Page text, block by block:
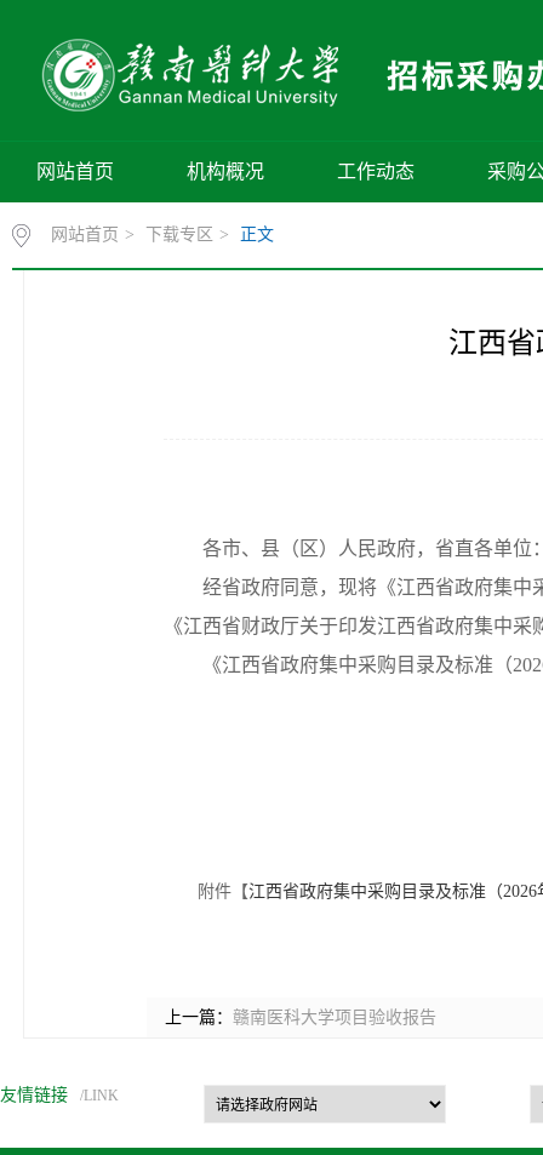
网站首页 机构概况 工作动态 采购
网站首页 > 下载专区 > 正文
江西
各市、县（区）人民政府，省直各单位
经省政府同意，现将《江西省政府集中
《江西省财政厅关于印发江西省政府集中
《江西省政府集中采购目录及标准（
附件【江西省政府集中采购目录及标准（2026
上一篇： 赣南医科大学项目验收报告
友情链接 /LINK